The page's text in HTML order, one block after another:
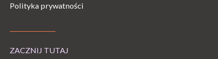
Polityka prywatności
ZACZNIJ TUTAJ